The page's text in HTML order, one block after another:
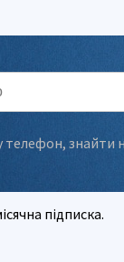
телефон, знайти
підписка.